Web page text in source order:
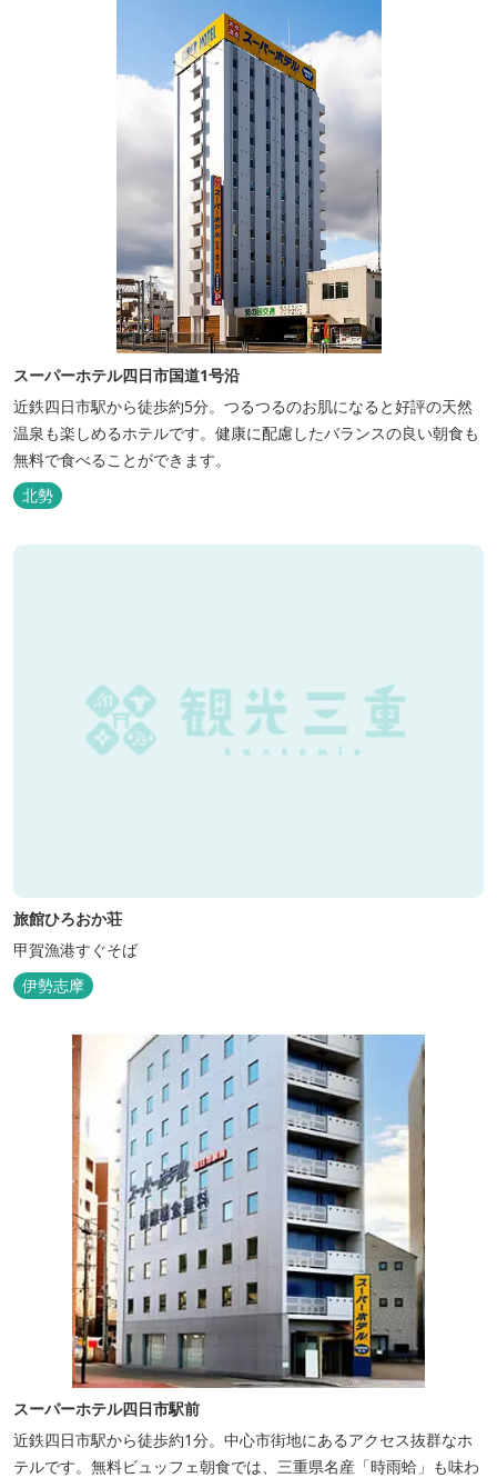
スーパーホテル四日市国道1号沿
近鉄四日市駅から徒歩約5分。つるつるのお肌になると好評の天然
温泉も楽しめるホテルです。健康に配慮したバランスの良い朝食も
無料で食べることができます。
北勢
旅館ひろおか荘
甲賀漁港すぐそば
伊勢志摩
スーパーホテル四日市駅前
近鉄四日市駅から徒歩約1分。中心市街地にあるアクセス抜群なホ
テルです。無料ビュッフェ朝食では、三重県名産「時雨蛤」も味わ